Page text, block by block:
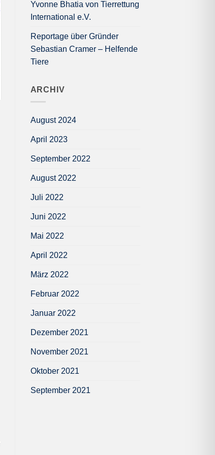
Yvonne Bhatia von Tierrettung
International e.V.
Reportage über Gründer
Sebastian Cramer – Helfende
Tiere
ARCHIV
August 2024
April 2023
September 2022
August 2022
Juli 2022
Juni 2022
Mai 2022
April 2022
März 2022
Februar 2022
Januar 2022
Dezember 2021
November 2021
Oktober 2021
September 2021